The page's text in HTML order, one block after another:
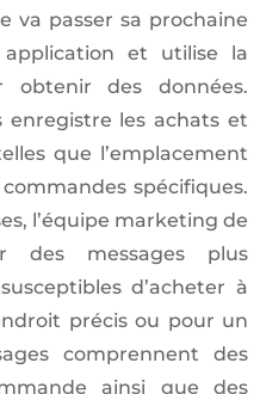
va passer sa prochaine
et utilise la
obtenir des données.
enregistre les achats et
que l’emplacement
spécifiques.
l’équipe marketing de
des messages plus
d’acheter à
précis ou pour un
comprennent des
ainsi que des